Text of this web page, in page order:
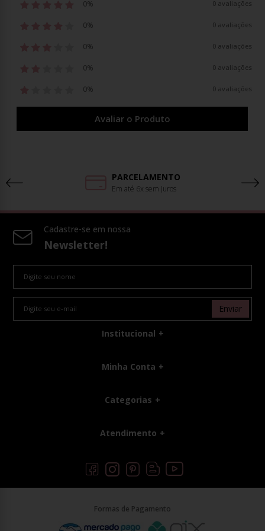
0% 0 avaliações
0% 0 avaliações
0% 0 avaliações
0% 0 avaliações
0% 0 avaliações
Avaliar o Produto
PARCELAMENTO
Em até 6x sem juros
Cadastre-se em nossa
Newsletter!
Enviar
Institucional
Minha Conta
Categorias
Atendimento
Formas de Pagamento